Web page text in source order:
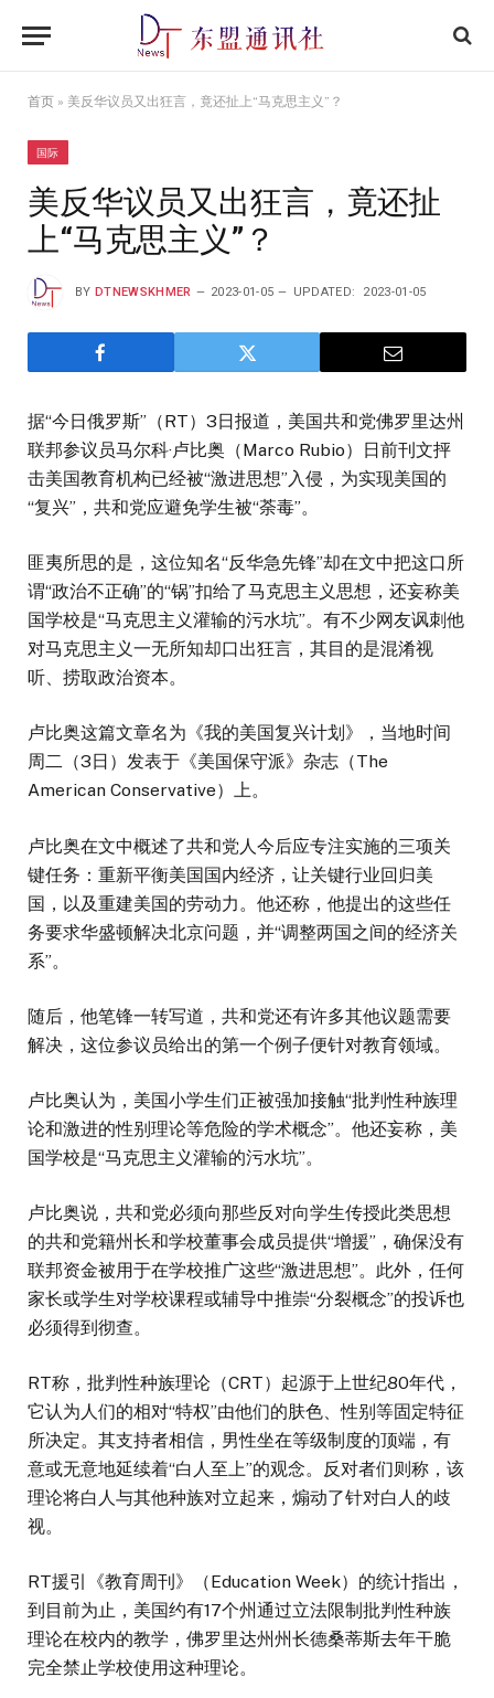
首页 » 美反华议员又出狂言，竟还扯上“马克思主义”？
国际
美反华议员又出狂言，竟还扯
上“马克思主义”？
BY DTNEWSKHMER 2023-01-05 UPDATED: 2023-01-05
据“今日俄罗斯”（RT）3日报道，美国共和党佛罗里达州
联邦参议员马尔科·卢比奥（Marco Rubio）日前刊文抨
击美国教育机构已经被“激进思想”入侵，为实现美国的
“复兴”，共和党应避免学生被“荼毒”。
匪夷所思的是，这位知名“反华急先锋”却在文中把这口所
谓“政治不正确”的“锅”扣给了马克思主义思想，还妄称美
国学校是“马克思主义灌输的污水坑”。有不少网友讽刺他
对马克思主义一无所知却口出狂言，其目的是混淆视
听、捞取政治资本。
卢比奥这篇文章名为《我的美国复兴计划》，当地时间
周二（3日）发表于《美国保守派》杂志（The
American Conservative）上。
卢比奥在文中概述了共和党人今后应专注实施的三项关
键任务：重新平衡美国国内经济，让关键行业回归美
国，以及重建美国的劳动力。他还称，他提出的这些任
务要求华盛顿解决北京问题，并“调整两国之间的经济关
系”。
随后，他笔锋一转写道，共和党还有许多其他议题需要
解决，这位参议员给出的第一个例子便针对教育领域。
卢比奥认为，美国小学生们正被强加接触“批判性种族理
论和激进的性别理论等危险的学术概念”。他还妄称，美
国学校是“马克思主义灌输的污水坑”。
卢比奥说，共和党必须向那些反对向学生传授此类思想
的共和党籍州长和学校董事会成员提供“增援”，确保没有
联邦资金被用于在学校推广这些“激进思想”。此外，任何
家长或学生对学校课程或辅导中推崇“分裂概念”的投诉也
必须得到彻查。
RT称，批判性种族理论（CRT）起源于上世纪80年代，
它认为人们的相对“特权”由他们的肤色、性别等固定特征
所决定。其支持者相信，男性坐在等级制度的顶端，有
意或无意地延续着“白人至上”的观念。反对者们则称，该
理论将白人与其他种族对立起来，煽动了针对白人的歧
视。
RT援引《教育周刊》（Education Week）的统计指出，
到目前为止，美国约有17个州通过立法限制批判性种族
理论在校内的教学，佛罗里达州州长德桑蒂斯去年干脆
完全禁止学校使用这种理论。